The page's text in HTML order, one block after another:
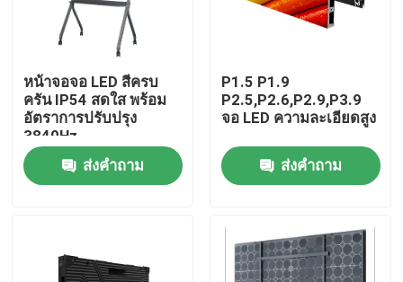
บ้าน
หน้าจอจอ LED สีครบ
ครัน IP54 สดใส พร้อม
อัตราการปรับปรุง
3840Hz
ส่งคำถาม
P1.5 P1.9
P2.5,P2.6,P2.9,P3.9
จอ LED ความละเอียดสูง
ส่งคำถาม